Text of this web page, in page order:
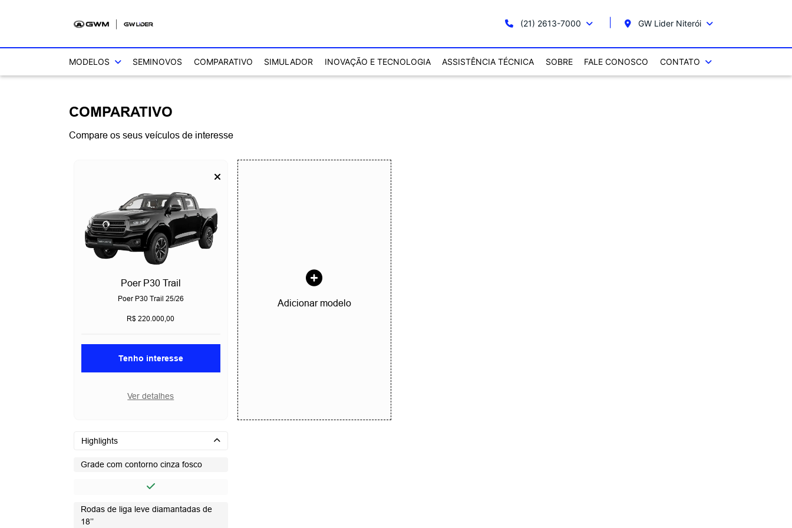
(21) 2613-7000 GW Lider Niterói
MODELOS SEMINOVOS COMPARATIVO SIMULADOR INOVAÇÃO E TECNOLOGIA ASSISTÊNCIA TÉCNICA SOBRE FALE CONOSCO CONTATO
COMPARATIVO
Compare os seus veículos de interesse
Poer P30 Trail
Poer P30 Trail 25/26
R$ 220.000,00
Tenho interesse
Ver detalhes
Adicionar modelo
Highlights
Grade com contorno cinza fosco​
Rodas de liga leve diamantadas de
18’’​